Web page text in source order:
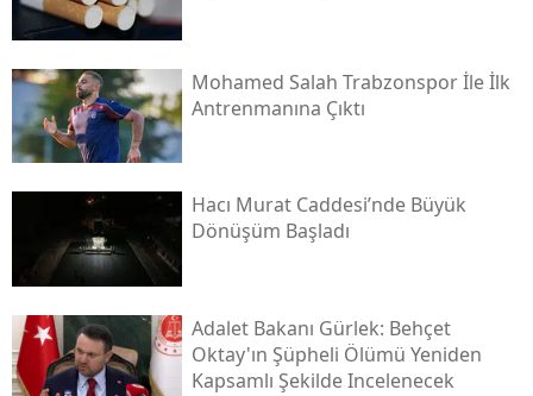
Mohamed Salah Trabzonspor İle İlk
Antrenmanına Çıktı
Hacı Murat Caddesi’nde Büyük
Dönüşüm Başladı
Adalet Bakanı Gürlek: Behçet
Oktay'ın Şüpheli Ölümü Yeniden
Kapsamlı Şekilde Incelenecek